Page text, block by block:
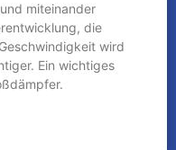
miteinander
die
wird
Ein wichtiges